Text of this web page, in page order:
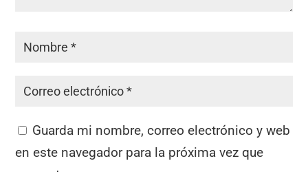
Guarda mi nombre, correo electrónico y web
en este navegador para la próxima vez que